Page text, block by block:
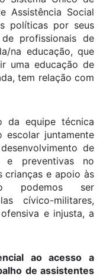
Assistência Social
políticas por seus
profissionais de
na educação, que
uma educação de
tem relação com
da equipe técnica
escolar juntamente
de
e preventivas no
crianças e apoio às
podemos ser
cívico-militares,
e injusta, a
ao acesso a
de assistentes